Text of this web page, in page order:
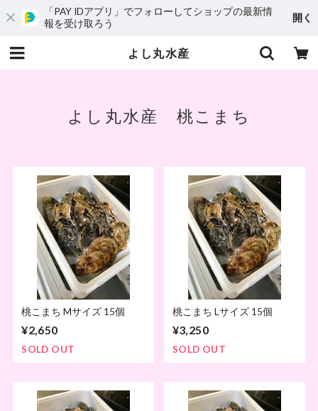
「PAY IDアプリ」でフォローしてショップの最新情
報を受け取ろう
開く
よし丸水産
よし丸水産 桃こまち
桃こまち Mサイズ 15個
¥2,650
SOLD OUT
桃こまち Lサイズ 15個
¥3,250
SOLD OUT